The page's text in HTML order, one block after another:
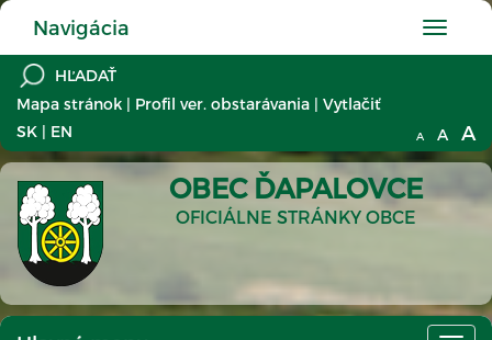
Hlavné
menu
Navigácia
Mapa stránok | Profil ver. obstarávania | Vytlačiť
SK | EN A A A
OBEC ĎAPALOVCE
OFICIÁLNE STRÁNKY OBCE